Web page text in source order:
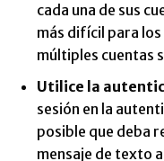
cada una de sus
más difícil para
múltiples cuentas
Utilice la
sesión en la
posible que deba
mensaje de texto